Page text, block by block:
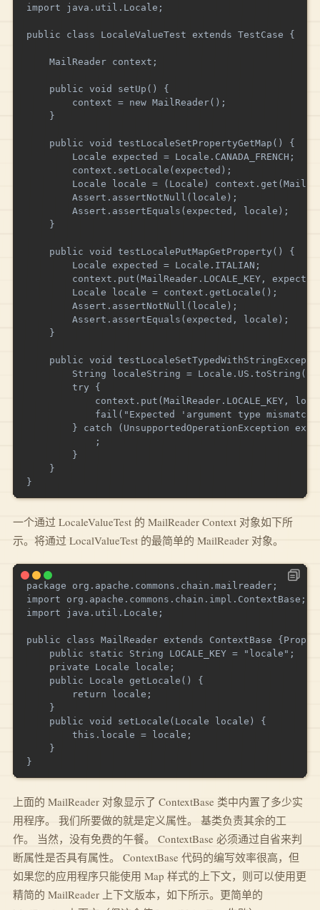
import java.util.Locale;
public class LocaleValueTest extends TestCase {
    MailReader context;
    public void setUp() {
        context = new MailReader();
    }
    public void testLocaleSetPropertyGetMap() {
        Locale expected = Locale.CANADA_FRENCH;
        context.setLocale(expected);
Locale locale = (Locale)
        Assert.assertNotNull(locale);
        Assert.assertEquals(expected, locale);
    }
    public void testLocalePutMapGetProperty() {
        Locale expected = Locale.ITALIAN;
context.put(MailReader.LOCALE_KEY,
        Locale locale = context.getLocale();
        Assert.assertNotNull(locale);
        Assert.assertEquals(expected, locale);
    }
public void
        String localeString = Locale.US.toString();
        try {
context.put(MailReader.LOCALE_KEY,
fail("Expected 'argument type
} catch (UnsupportedOperationException
            ;
        }
    }
一个通过 LocaleValueTest 的 MailReader Context 对象如下所
示。将通过 LocalValueTest 的最简单的 MailReader 对象。
package org.apache.commons.chain.mailreader;
import org.apache.commons.chain.impl.ContextBase;
import java.util.Locale;
public class MailReader extends ContextBase {Prop
    public static String LOCALE_KEY = "locale";
    private Locale locale;
    public Locale getLocale() {
        return locale;
    }
    public void setLocale(Locale locale) {
        this.locale = locale;
    }
上面的 MailReader 对象显示了 ContextBase 类中内置了多少实
用程序。 我们所要做的就是定义属性。 基类负责其余的工
作。 当然，没有免费的午餐。 ContextBase 必须通过自省来判
断属性是否具有属性。 ContextBase 代码的编写效率很高，但
如果您的应用程序只能使用 Map 样式的上下文，则可以使用更
精简的 MailReader 上下文版本，如下所示。更简单的